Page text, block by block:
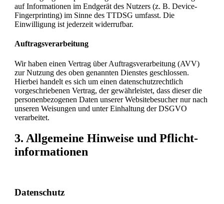
auf Informationen im Endgerät des Nutzers (z. B. Device-
Fingerprinting) im Sinne des TTDSG umfasst. Die
Einwilligung ist jederzeit widerrufbar.
Auftragsverarbeitung
Wir haben einen Vertrag über Auftragsverarbeitung (AVV)
zur Nutzung des oben genannten Dienstes geschlossen.
Hierbei handelt es sich um einen datenschutzrechtlich
vorgeschriebenen Vertrag, der gewährleistet, dass dieser die
personenbezogenen Daten unserer Websitebesucher nur nach
unseren Weisungen und unter Einhaltung der DSGVO
verarbeitet.
3. Allgemeine Hinweise und Pflicht­
informationen
Datenschutz